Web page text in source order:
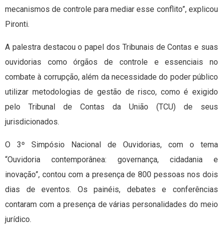
mecanismos de controle para mediar esse conflito”, explicou
Pironti.
A palestra destacou o papel dos Tribunais de Contas e suas
ouvidorias como órgãos de controle e essenciais no
combate à corrupção, além da necessidade do poder público
utilizar metodologias de gestão de risco, como é exigido
pelo Tribunal de Contas da União (TCU) de seus
jurisdicionados.
O 3º Simpósio Nacional de Ouvidorias, com o tema
“Ouvidoria contemporânea: governança, cidadania e
inovação”, contou com a presença de 800 pessoas nos dois
dias de eventos. Os painéis, debates e conferências
contaram com a presença de várias personalidades do meio
jurídico.